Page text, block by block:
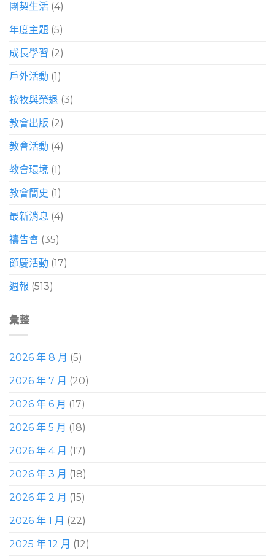
團契生活 (4)
年度主題 (5)
成長學習 (2)
戶外活動 (1)
按牧與榮退 (3)
教會出版 (2)
教會活動 (4)
教會環境 (1)
教會簡史 (1)
最新消息 (4)
禱告會 (35)
節慶活動 (17)
週報 (513)
彙整
2026 年 8 月 (5)
2026 年 7 月 (20)
2026 年 6 月 (17)
2026 年 5 月 (18)
2026 年 4 月 (17)
2026 年 3 月 (18)
2026 年 2 月 (15)
2026 年 1 月 (22)
2025 年 12 月 (12)